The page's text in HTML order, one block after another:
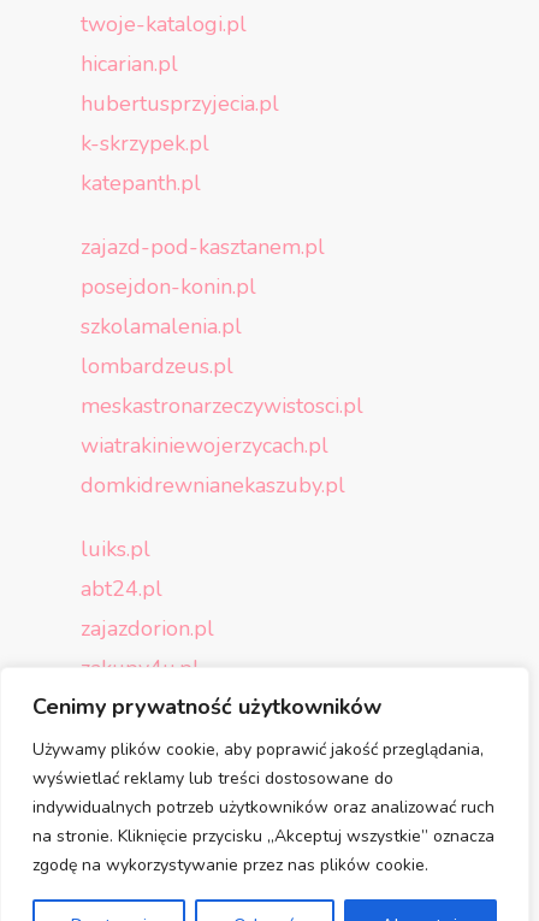
Cenimy prywatność użytkowników
Używamy plików cookie, aby poprawić jakość przeglądania,
wyświetlać reklamy lub treści dostosowane do
indywidualnych potrzeb użytkowników oraz analizować ruch
na stronie. Kliknięcie przycisku „Akceptuj wszystkie” oznacza
zgodę na wykorzystywanie przez nas plików cookie.
twoje-katalogi.pl
hicarian.pl
hubertusprzyjecia.pl
k-skrzypek.pl
katepanth.pl
zajazd-pod-kasztanem.pl
posejdon-konin.pl
szkolamalenia.pl
lombardzeus.pl
meskastronarzeczywistosci.pl
wiatrakiniewojerzycach.pl
domkidrewnianekaszuby.pl
luiks.pl
abt24.pl
zajazdorion.pl
zakupy4u.pl
p4-play.pl
zaproszenia-dejavu.pl
aloespolska.pl
cantonensis.pl